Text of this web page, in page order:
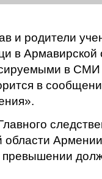
и родители
в Армавирской
в СМИ
в
превышении